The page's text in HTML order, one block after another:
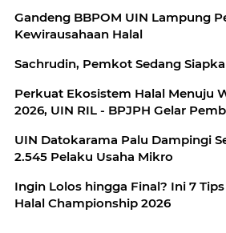
Gandeng BBPOM UIN Lampung
Kewirausahaan Halal
Sachrudin, Pemkot Sedang
Perkuat Ekosistem Halal Menuju
2026, UIN RIL - BPJPH Gelar
UIN Datokarama Palu Dampingi
2.545 Pelaku Usaha Mikro
Ingin Lolos hingga Final? Ini 7
Halal Championship 2026